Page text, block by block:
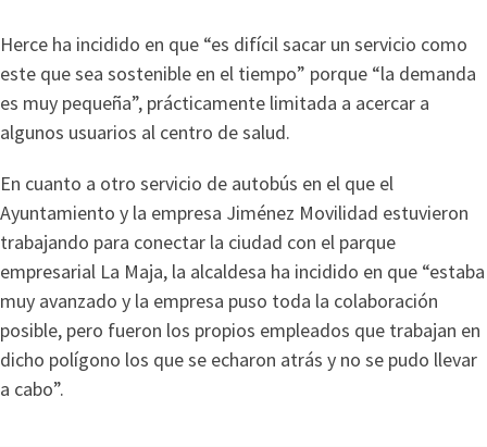
Herce ha incidido en que “es difícil sacar un servicio como
este que sea sostenible en el tiempo” porque “la demanda
es muy pequeña”, prácticamente limitada a acercar a
algunos usuarios al centro de salud.
En cuanto a otro servicio de autobús en el que el
Ayuntamiento y la empresa Jiménez Movilidad estuvieron
trabajando para conectar la ciudad con el parque
empresarial La Maja, la alcaldesa ha incidido en que “estaba
muy avanzado y la empresa puso toda la colaboración
posible, pero fueron los propios empleados que trabajan en
dicho polígono los que se echaron atrás y no se pudo llevar
a cabo”.